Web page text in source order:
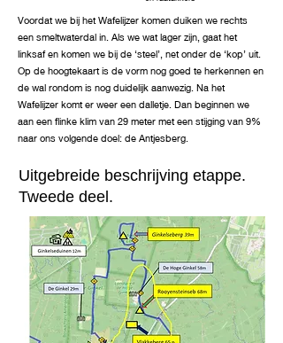
Voordat we bij het Wafelijzer komen duiken we rechts
een smeltwaterdal in. Als we wat lager zijn, gaat het
linksaf en komen we bij de ‘steel’, net onder de ‘kop’ uit.
Op de hoogtekaart is de vorm nog goed te herkennen en
de wal rondom is nog duidelijk aanwezig. Na het
Wafelijzer komt er weer een dalletje. Dan beginnen we
aan een flinke klim van 29 meter met een stijging van 9%
naar ons volgende doel: de Antjesberg.
Uitgebreide beschrijving etappe.
Tweede deel.